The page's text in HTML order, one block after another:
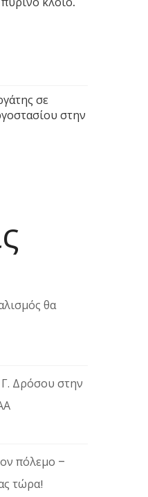
σε
στην
θα
Δρόσου στην
πόλεμο –
τώρα!